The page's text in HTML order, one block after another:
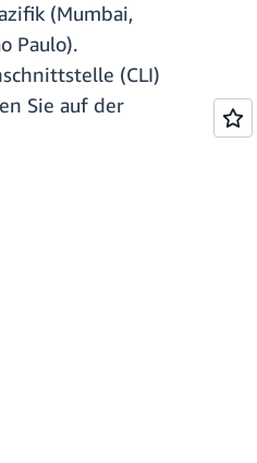
(Mumbai,
Paulo).
(CLI)
Sie auf der